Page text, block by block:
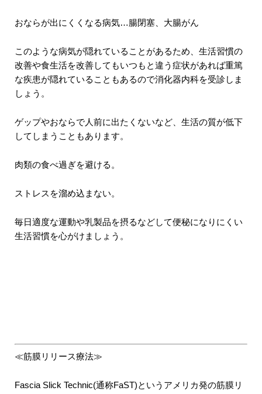
おならが出にくくなる病気…腸閉塞、大腸がん
このような病気が隠れていることがあるため、生活習慣の
改善や食生活を改善してもいつもと違う症状があれば重篤
な疾患が隠れていることもあるので消化器内科を受診しま
しょう。
ゲップやおならで人前に出たくないなど、生活の質が低下
してしまうこともあります。
肉類の食べ過ぎを避ける。
ストレスを溜め込まない。
毎日適度な運動や乳製品を摂るなどして便秘になりにくい
生活習慣を心がけましょう。
≪筋膜リリース療法≫
Fascia Slick Technic(通称FaST)というアメリカ発の筋膜リ